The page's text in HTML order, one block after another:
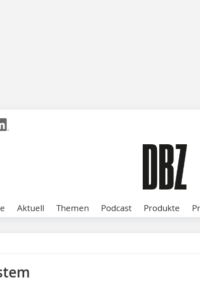
Aktuell Themen Podcast Produkte